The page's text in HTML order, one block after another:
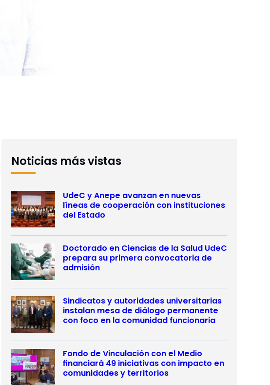
Noticias más vistas
UdeC y Anepe avanzan en nuevas
líneas de cooperación con instituciones
del Estado
Doctorado en Ciencias de la Salud UdeC
prepara su primera convocatoria de
admisión
Sindicatos y autoridades universitarias
instalan mesa de diálogo permanente
con foco en la comunidad funcionaria
Fondo de Vinculación con el Medio
financiará 49 iniciativas con impacto en
comunidades y territorios